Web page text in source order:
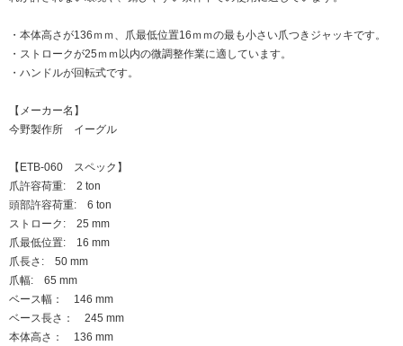
・本体高さが136ｍｍ、爪最低位置16ｍｍの最も小さい爪つきジャッキです。
・ストロークが25ｍｍ以内の微調整作業に適しています。
・ハンドルが回転式です。
【メーカー名】
今野製作所 イーグル
【ETB-060 スペック】
爪許容荷重: 2 ton
頭部許容荷重: 6 ton
ストローク: 25 mm
爪最低位置: 16 mm
爪長さ: 50 mm
爪幅: 65 mm
ベース幅： 146 mm
ベース長さ： 245 mm
本体高さ： 136 mm